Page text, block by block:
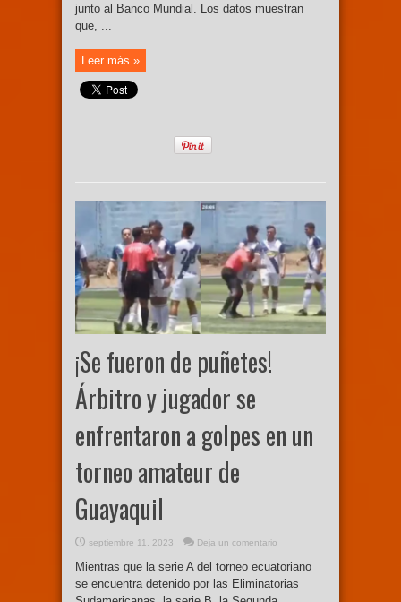
junto al Banco Mundial. Los datos muestran
que, ...
Leer más »
¡Se fueron de puñetes!
Árbitro y jugador se
enfrentaron a golpes en un
torneo amateur de
Guayaquil
septiembre 11, 2023 Deja un comentario
Mientras que la serie A del torneo ecuatoriano
se encuentra detenido por las Eliminatorias